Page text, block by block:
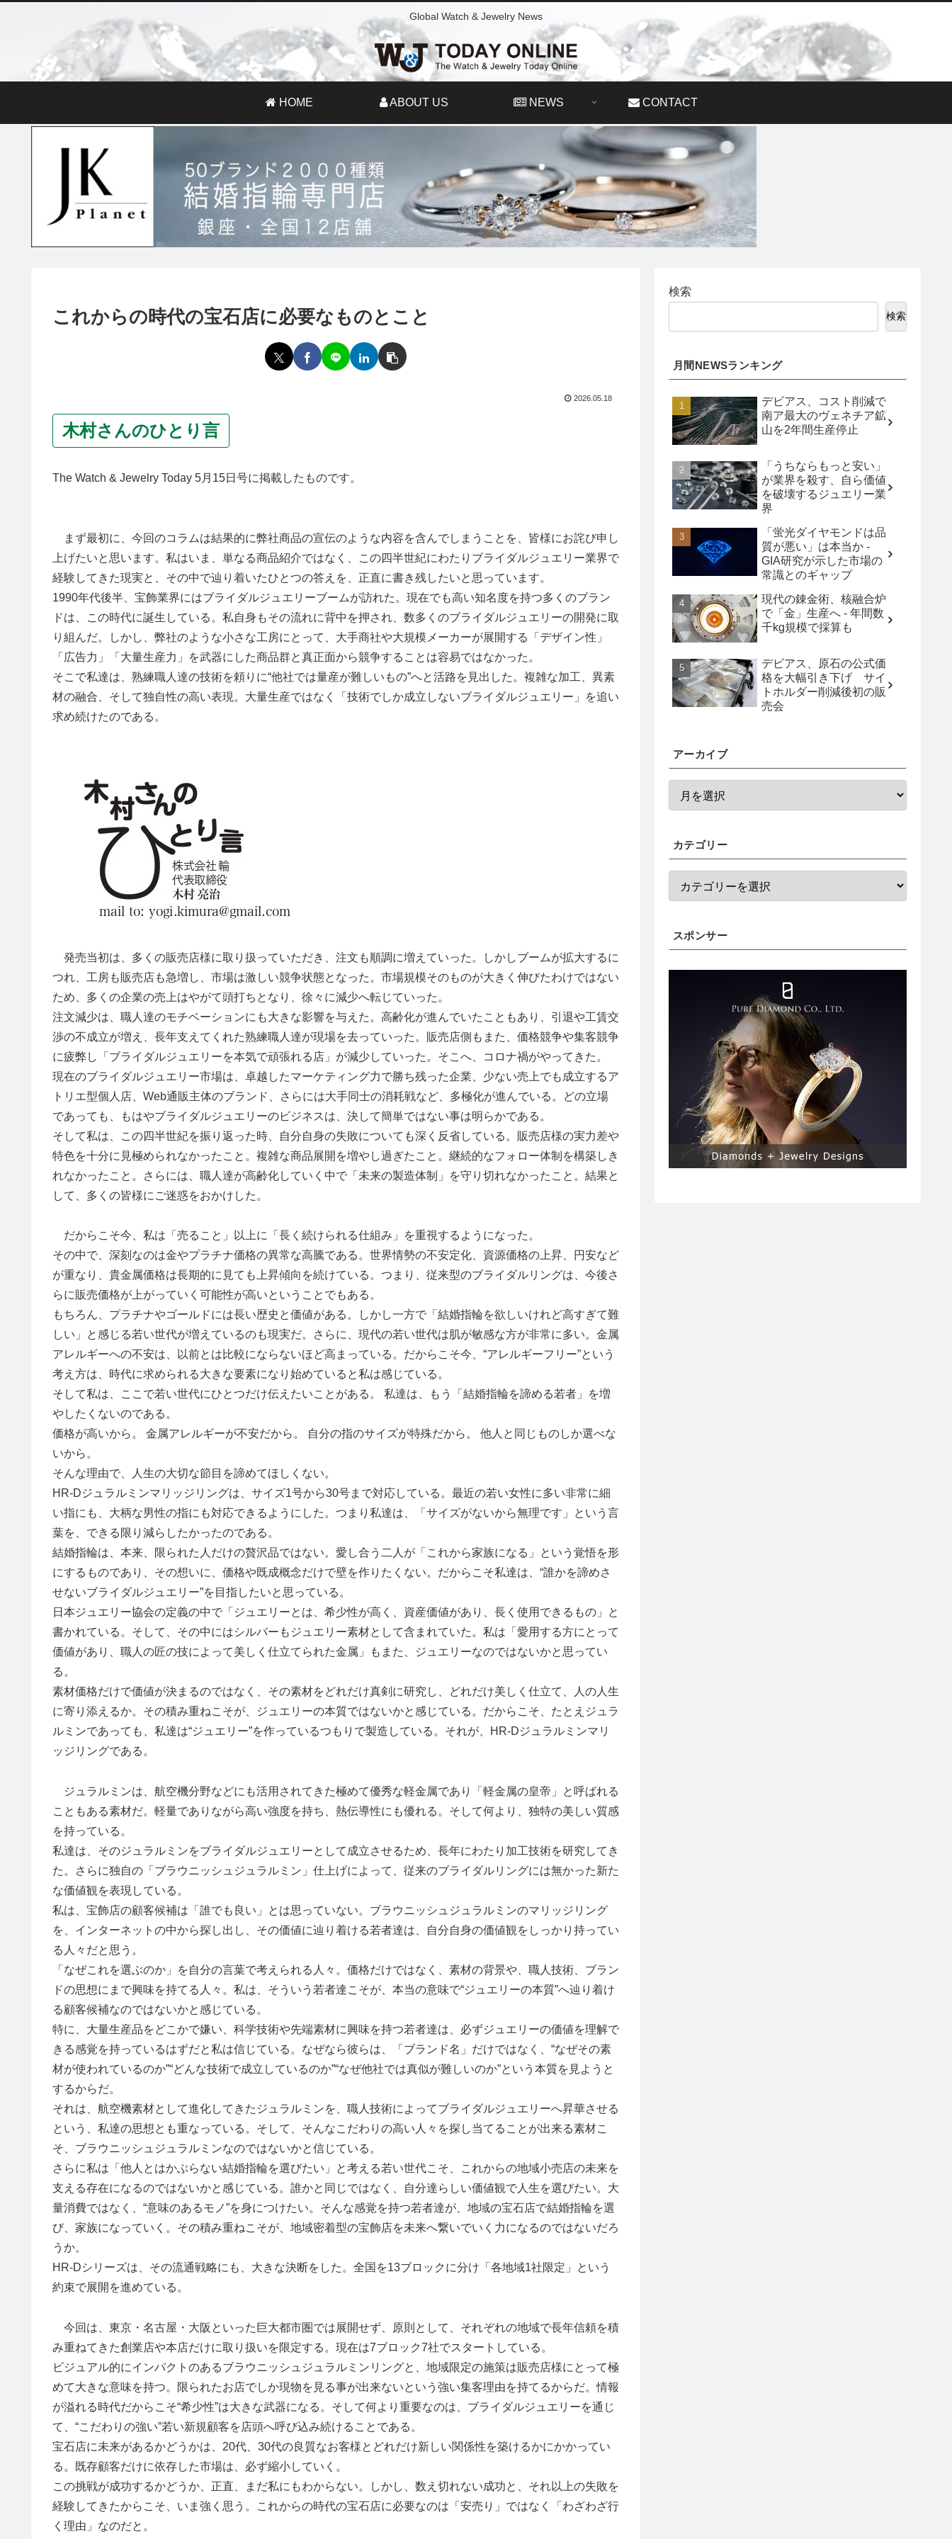
Global Watch & Jewelry News
HOME ABOUT US NEWS CONTACT
これからの時代の宝石店に必要なものとこと
2026.05.18
木村さんのひとり言
The Watch & Jewelry Today 5月15日号に掲載したものです。
まず最初に、今回のコラムは結果的に弊社商品の宣伝のような内容を含んでしまうことを、皆様にお詫び申し
上げたいと思います。私はいま、単なる商品紹介ではなく、この四半世紀にわたりブライダルジュエリー業界で
経験してきた現実と、その中で辿り着いたひとつの答えを、正直に書き残したいと思っています。
1990年代後半、宝飾業界にはブライダルジュエリーブームが訪れた。現在でも高い知名度を持つ多くのブラン
ドは、この時代に誕生している。私自身もその流れに背中を押され、数多くのブライダルジュエリーの開発に取
り組んだ。しかし、弊社のような小さな工房にとって、大手商社や大規模メーカーが展開する「デザイン性」
「広告力」「大量生産力」を武器にした商品群と真正面から競争することは容易ではなかった。
そこで私達は、熟練職人達の技術を頼りに“他社では量産が難しいもの”へと活路を見出した。複雑な加工、異素
材の融合、そして独自性の高い表現。大量生産ではなく「技術でしか成立しないブライダルジュエリー」を追い
求め続けたのである。
発売当初は、多くの販売店様に取り扱っていただき、注文も順調に増えていった。しかしブームが拡大するに
つれ、工房も販売店も急増し、市場は激しい競争状態となった。市場規模そのものが大きく伸びたわけではない
ため、多くの企業の売上はやがて頭打ちとなり、徐々に減少へ転じていった。
注文減少は、職人達のモチベーションにも大きな影響を与えた。高齢化が進んでいたこともあり、引退や工賃交
渉の不成立が増え、長年支えてくれた熟練職人達が現場を去っていった。販売店側もまた、価格競争や集客競争
に疲弊し「ブライダルジュエリーを本気で頑張れる店」が減少していった。そこへ、コロナ禍がやってきた。
現在のブライダルジュエリー市場は、卓越したマーケティング力で勝ち残った企業、少ない売上でも成立するア
トリエ型個人店、Web通販主体のブランド、さらには大手同士の消耗戦など、多極化が進んでいる。どの立場
であっても、もはやブライダルジュエリーのビジネスは、決して簡単ではない事は明らかである。
そして私は、この四半世紀を振り返った時、自分自身の失敗についても深く反省している。販売店様の実力差や
特色を十分に見極められなかったこと。複雑な商品展開を増やし過ぎたこと。継続的なフォロー体制を構築しき
れなかったこと。さらには、職人達が高齢化していく中で「未来の製造体制」を守り切れなかったこと。結果と
して、多くの皆様にご迷惑をおかけした。
だからこそ今、私は「売ること」以上に「長く続けられる仕組み」を重視するようになった。
その中で、深刻なのは金やプラチナ価格の異常な高騰である。世界情勢の不安定化、資源価格の上昇、円安など
が重なり、貴金属価格は長期的に見ても上昇傾向を続けている。つまり、従来型のブライダルリングは、今後さ
らに販売価格が上がっていく可能性が高いということでもある。
もちろん、プラチナやゴールドには長い歴史と価値がある。しかし一方で「結婚指輪を欲しいけれど高すぎて難
しい」と感じる若い世代が増えているのも現実だ。さらに、現代の若い世代は肌が敏感な方が非常に多い。金属
アレルギーへの不安は、以前とは比較にならないほど高まっている。だからこそ今、“アレルギーフリー”という
考え方は、時代に求められる大きな要素になり始めていると私は感じている。
そして私は、ここで若い世代にひとつだけ伝えたいことがある。 私達は、もう「結婚指輪を諦める若者」を増
やしたくないのである。
価格が高いから。 金属アレルギーが不安だから。 自分の指のサイズが特殊だから。 他人と同じものしか選べな
いから。
そんな理由で、人生の大切な節目を諦めてほしくない。
HR-Dジュラルミンマリッジリングは、サイズ1号から30号まで対応している。最近の若い女性に多い非常に細
い指にも、大柄な男性の指にも対応できるようにした。つまり私達は、「サイズがないから無理です」という言
葉を、できる限り減らしたかったのである。
結婚指輪は、本来、限られた人だけの贅沢品ではない。愛し合う二人が「これから家族になる」という覚悟を形
にするものであり、その想いに、価格や既成概念だけで壁を作りたくない。だからこそ私達は、“誰かを諦めさ
せないブライダルジュエリー”を目指したいと思っている。
日本ジュエリー協会の定義の中で「ジュエリーとは、希少性が高く、資産価値があり、長く使用できるもの」と
書かれている。そして、その中にはシルバーもジュエリー素材として含まれていた。私は「愛用する方にとって
価値があり、職人の匠の技によって美しく仕立てられた金属」もまた、ジュエリーなのではないかと思ってい
る。
素材価格だけで価値が決まるのではなく、その素材をどれだけ真剣に研究し、どれだけ美しく仕立て、人の人生
に寄り添えるか。その積み重ねこそが、ジュエリーの本質ではないかと感じている。だからこそ、たとえジュラ
ルミンであっても、私達は“ジュエリー”を作っているつもりで製造している。それが、HR-Dジュラルミンマリ
ッジリングである。
ジュラルミンは、航空機分野などにも活用されてきた極めて優秀な軽金属であり「軽金属の皇帝」と呼ばれる
こともある素材だ。軽量でありながら高い強度を持ち、熱伝導性にも優れる。そして何より、独特の美しい質感
を持っている。
私達は、そのジュラルミンをブライダルジュエリーとして成立させるため、長年にわたり加工技術を研究してき
た。さらに独自の「ブラウニッシュジュラルミン」仕上げによって、従来のブライダルリングには無かった新た
な価値観を表現している。
私は、宝飾店の顧客候補は「誰でも良い」とは思っていない。ブラウニッシュジュラルミンのマリッジリング
を、インターネットの中から探し出し、その価値に辿り着ける若者達は、自分自身の価値観をしっかり持ってい
る人々だと思う。
「なぜこれを選ぶのか」を自分の言葉で考えられる人々。価格だけではなく、素材の背景や、職人技術、ブラン
ドの思想にまで興味を持てる人々。私は、そういう若者達こそが、本当の意味で“ジュエリーの本質”へ辿り着け
る顧客候補なのではないかと感じている。
特に、大量生産品をどこかで嫌い、科学技術や先端素材に興味を持つ若者達は、必ずジュエリーの価値を理解で
きる感覚を持っているはずだと私は信じている。なぜなら彼らは、「ブランド名」だけではなく、“なぜその素
材が使われているのか”“どんな技術で成立しているのか”“なぜ他社では真似が難しいのか”という本質を見ようと
するからだ。
それは、航空機素材として進化してきたジュラルミンを、職人技術によってブライダルジュエリーへ昇華させる
という、私達の思想とも重なっている。そして、そんなこだわりの高い人々を探し当てることが出来る素材こ
そ、ブラウニッシュジュラルミンなのではないかと信じている。
さらに私は「他人とはかぶらない結婚指輪を選びたい」と考える若い世代こそ、これからの地域小売店の未来を
支える存在になるのではないかと感じている。誰かと同じではなく、自分達らしい価値観で人生を選びたい。大
量消費ではなく、“意味のあるモノ”を身につけたい。そんな感覚を持つ若者達が、地域の宝石店で結婚指輪を選
び、家族になっていく。その積み重ねこそが、地域密着型の宝飾店を未来へ繋いでいく力になるのではないだろ
うか。
HR-Dシリーズは、その流通戦略にも、大きな決断をした。全国を13ブロックに分け「各地域1社限定」という
約束で展開を進めている。
今回は、東京・名古屋・大阪といった巨大都市圏では展開せず、原則として、それぞれの地域で長年信頼を積
み重ねてきた創業店や本店だけに取り扱いを限定する。現在は7ブロック7社でスタートしている。
ビジュアル的にインパクトのあるブラウニッシュジュラルミンリングと、地域限定の施策は販売店様にとって極
めて大きな意味を持つ。限られたお店でしか現物を見る事が出来ないという強い集客理由を持てるからだ。情報
が溢れる時代だからこそ“希少性”は大きな武器になる。そして何より重要なのは、ブライダルジュエリーを通じ
て、“こだわりの強い”若い新規顧客を店頭へ呼び込み続けることである。
宝石店に未来があるかどうかは、20代、30代の良質なお客様とどれだけ新しい関係性を築けるかにかかってい
る。既存顧客だけに依存した市場は、必ず縮小していく。
この挑戦が成功するかどうか、正直、まだ私にもわからない。しかし、数え切れない成功と、それ以上の失敗を
経験してきたからこそ、いま強く思う。これからの時代の宝石店に必要なのは「安売り」ではなく「わざわざ行
く理由」なのだと。
検索
検索
月間NEWSランキング
デビアス、コスト削減で
南ア最大のヴェネチア鉱
山を2年間生産停止
「うちならもっと安い」
が業界を殺す、自ら価値
を破壊するジュエリー業
界
「蛍光ダイヤモンドは品
質が悪い」は本当か -
GIA研究が示した市場の
常識とのギャップ
現代の錬金術、核融合炉
で「金」生産へ - 年間数
千kg規模で採算も
デビアス、原石の公式価
格を大幅引き下げ サイ
トホルダー削減後初の販
売会
アーカイブ
カテゴリー
スポンサー